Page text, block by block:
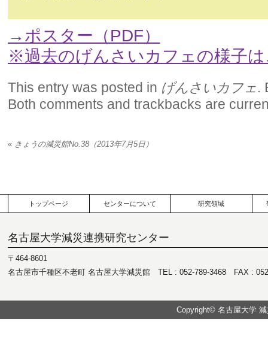
→ポスター（PDF）
※過去のげんさいカフェの様子
This entry was posted in げんさいカフェ.
Both comments and trackbacks are
«きょうの減災館No.38（2013年7月5日）
トップページ センターについて 研究領域
名古屋大学減災連携研究センター
〒464-8601
名古屋市千種区不老町 名古屋大学減災館 TEL : 052-789-3468 FAX :
Copyright© 名古屋大学